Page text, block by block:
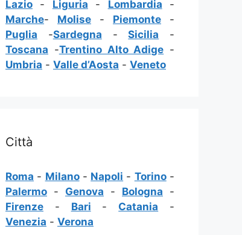
Lazio - Liguria - Lombardia -
Marche- Molise - Piemonte -
Puglia -Sardegna -Sicilia -
Toscana -Trentino Alto Adige -
Umbria - Valle d’Aosta - Veneto
Città
Roma - Milano- Napoli - Torino-
Palermo - Genova - Bologna -
Firenze - Bari - Catania -
Venezia - Verona